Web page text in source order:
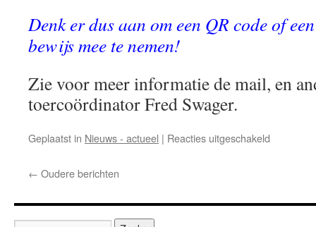
Denk er dus aan om een QR code of
bewijs mee te nemen!
Zie voor meer informatie de mail, en
toercoördinator Fred Swager.
Geplaatst in Nieuws - actueel | Reacties uitgeschakeld
← Oudere berichten